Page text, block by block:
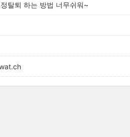
탈퇴 하는 방법 너무쉬워~